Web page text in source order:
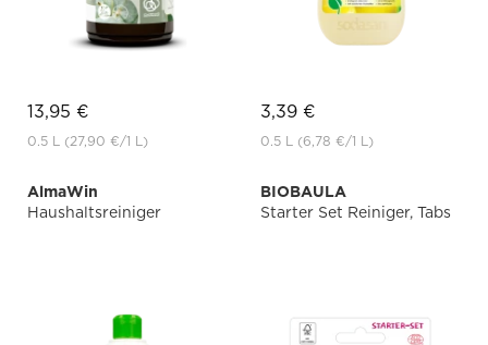
13,95 €
0.5 L (27,90 €/1 L)
3,39 €
0.5 L (6,78 €/1 L)
AlmaWin
Haushaltsreiniger
BIOBAULA
Starter Set Reiniger, Tabs